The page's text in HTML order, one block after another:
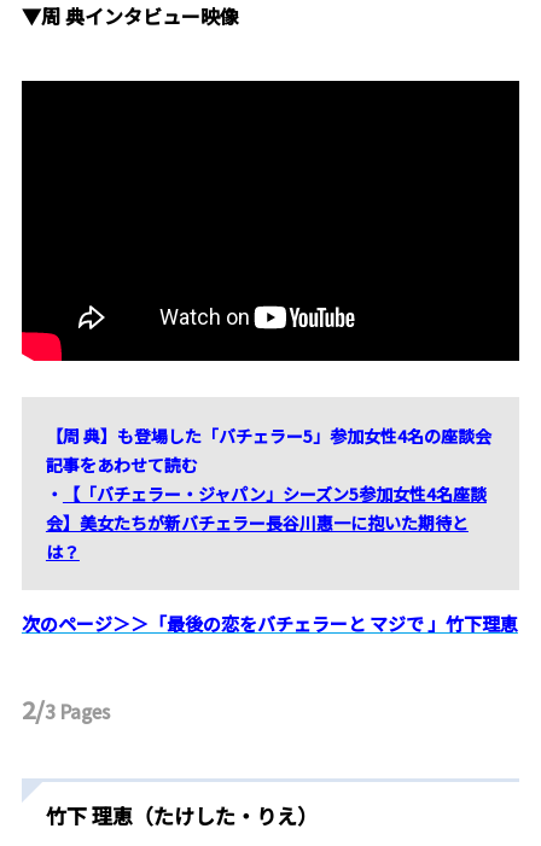
▼周 典インタビュー映像
【周 典】も登場した「バチェラー5」参加女性4名の座談会
記事をあわせて読む
・
【「バチェラー・ジャパン」シーズン5参加女性4名座談
会】美女たちが新バチェラー長谷川惠一に抱いた期待と
は？
次のページ＞＞「最後の恋をバチェラーと マジで 」竹下理恵
2/3 Pages
竹下 理恵（たけした・りえ）